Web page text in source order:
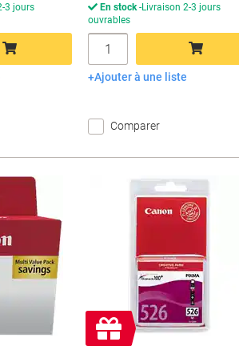
3 jours
panier
En stock Livraison 2-3 jours
ouvrables
Quantité
Ajouter au panier
Ajouter à une liste
Comparer
Cadeau
gratuit